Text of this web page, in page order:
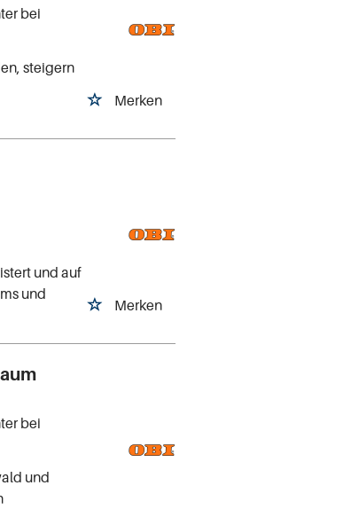
Merken
bei
steigern
Merken
und auf
und
bei
und